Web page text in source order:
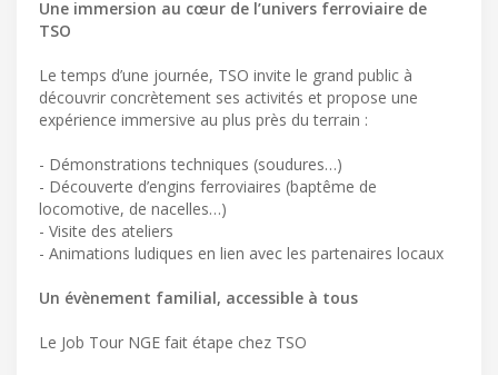
Une immersion au cœur de l’univers ferroviaire de
TSO
Le temps d’une journée, TSO invite le grand public à
découvrir concrètement ses activités et propose une
expérience immersive au plus près du terrain :
- Démonstrations techniques (soudures…)
- Découverte d’engins ferroviaires (baptême de
locomotive, de nacelles…)
- Visite des ateliers
- Animations ludiques en lien avec les partenaires locaux
Un évènement familial, accessible à tous
Le Job Tour NGE fait étape chez TSO